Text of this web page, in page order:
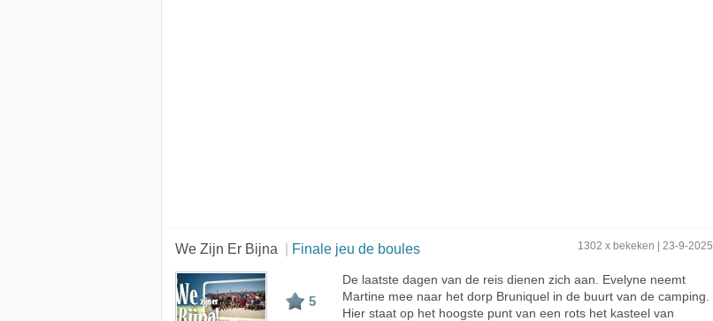
We Zijn Er Bijna Finale jeu de boules 1302 x bekeken | 23-9-2025
5
De laatste dagen van de reis dienen zich aan. Evelyne neemt
Martine mee naar het dorp Bruniquel in de buurt van de camping.
Hier staat op het hoogste punt van een rots het kasteel van